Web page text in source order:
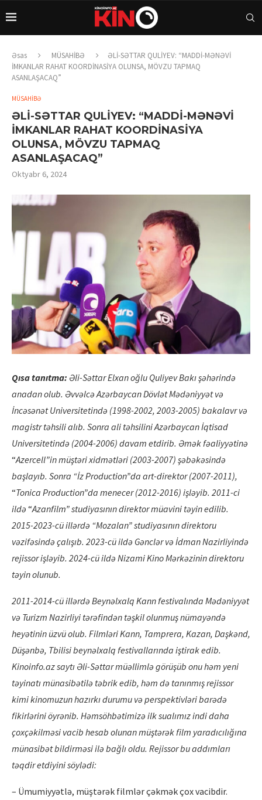
Əsas MÜSAHİBƏ
ƏLİ-SƏTTAR QULİYEV: “MADDİ-MƏNƏVİ
İMKANLAR RAHAT KOORDİNASİYA OLUNSA, MÖVZU TAPMAQ
ASANLAŞACAQ”
MÜSAHİBƏ
ƏLİ-SƏTTAR QULİYEV: “MADDİ-MƏNƏVİ
İMKANLAR RAHAT KOORDİNASİYA
OLUNSA, MÖVZU TAPMAQ
ASANLAŞACAQ”
Oktyabr 6, 2024
Qısa tanıtma: Əli-Səttar Elxan oğlu Quliyev Bakı şəhərində
anadan olub. Əvvəlcə Azərbaycan Dövlət Mədəniyyət və
İncəsənət Universitetində (1998-2002, 2003-2005) bakalavr və
magistr təhsili alıb. Sonra ali təhsilini Azərbaycan İqtisad
Universitetində (2004-2006) davam etdirib. Əmək fəaliyyətinə
“Azercell”in müştəri xidmətləri (2003-2007) şəbəkəsində
başlayıb. Sonra “İz Production”da art-direktor (2007-2011),
“Tonica Production”da menecer (2012-2016) işləyib. 2011-ci
ildə “Azanfilm” studiyasının direktor müavini təyin edilib.
2015-2023-cü illərdə “Mozalan” studiyasının direktoru
vəzifəsində çalışıb. 2023-cü ildə Gənclər və İdman Nazirliyində
rejissor işləyib. 2024-cü ildə Nizami Kino Mərkəzinin direktoru
təyin olunub.
2011-2014-cü illərdə Beynəlxalq Kann festivalında Mədəniyyət
və Turizm Nazirliyi tərəfindən təşkil olunmuş nümayəndə
heyətinin üzvü olub. Filmləri Kann, Tamprera, Kazan, Daşkənd,
Düşənbə, Tbilisi beynəlxalq festivallarında iştirak edib.
Kinoinfo.az saytı Əli-Səttar müəllimlə görüşüb onu həm yeni
təyinatı münasibətilə təbrik edib, həm də tanınmış rejissor
kimi kinomuzun hazırkı durumu və perspektivləri barədə
fikirlərini öyrənib. Həmsöhbətimizə ilk sualımız indi daha
çoxçəkilməsi vacib hesab olunan müştərək film yaradıcılığına
münasibət bildirməsiilə bağlı oldu. Rejissor bu addımları
təqdir etdiyini söylədi:
– Ümumiyyətlə, müştərək filmlər çəkmək çox vacibdir.